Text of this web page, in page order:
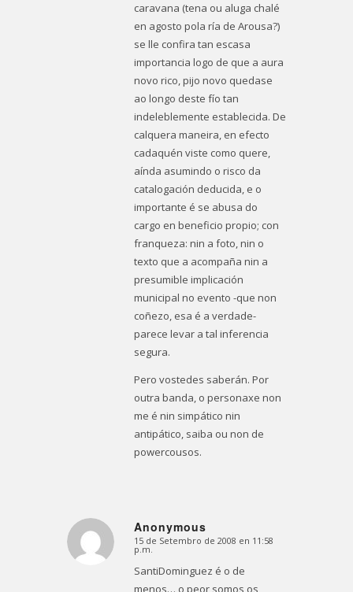
caravana (tena ou aluga chalé
en agosto pola ría de Arousa?)
se lle confira tan escasa
importancia logo de que a aura
novo rico, pijo novo quedase
ao longo deste fío tan
indeleblemente establecida. De
calquera maneira, en efecto
cadaquén viste como quere,
aínda asumindo o risco da
catalogación deducida, e o
importante é se abusa do
cargo en beneficio propio; con
franqueza: nin a foto, nin o
texto que a acompaña nin a
presumible implicación
municipal no evento -que non
coñezo, esa é a verdade-
parece levar a tal inferencia
segura.
Pero vostedes saberán. Por
outra banda, o personaxe non
me é nin simpático nin
antipático, saiba ou non de
powercousos.
Anonymous
Dice:
15 de Setembro de 2008 en 11:58
p.m.
SantiDominguez é o de
menos… o peor somos os